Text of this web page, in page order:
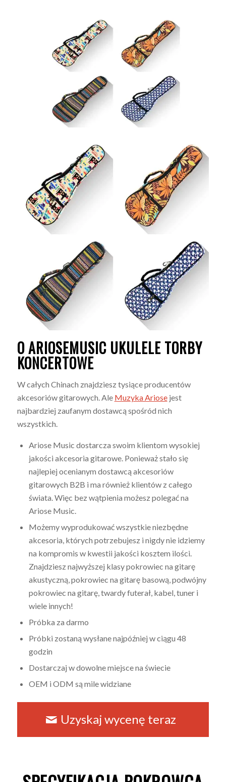
O ARIOSEMUSIC UKULELETORBY
KONCERTOWE
W całych Chinach znajdziesz tysiące producentów
akcesoriów gitarowych. Ale Muzyka Ariosejest
najbardziej zaufanym dostawcą spośród nich
wszystkich.
Ariose Music dostarcza swoim klientom wysokiej
jakości akcesoria gitarowe. Ponieważ stało się
najlepiej ocenianym dostawcą akcesoriów
gitarowych B2B i ma również klientów z całego
świata. Więc bez wątpienia możesz polegać na
Ariose Music.
Możemy wyprodukować wszystkie niezbędne
akcesoria, których potrzebujesz i nigdy nie idziemy
na kompromis w kwestii jakości kosztem ilości.
Znajdziesz najwyższej klasy pokrowiec na gitarę
akustyczną, pokrowiec na gitarę basową, podwójny
pokrowiec na gitarę, twardy futerał, kabel, tuner i
wiele innych!
Próbka za darmo
Próbki zostaną wysłane najpóźniej w ciągu 48
godzin
Dostarczaj w dowolne miejsce na świecie
OEM i ODM są mile widziane
Uzyskaj wycenę teraz